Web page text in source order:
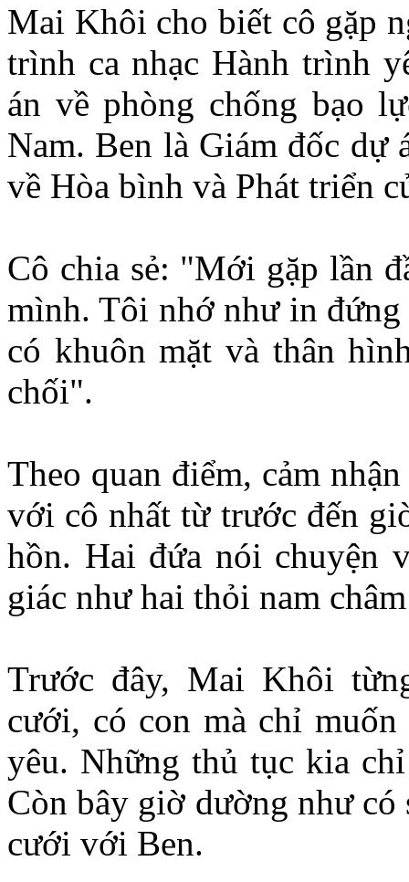
Mai Khôi cho biết cô gặp
trình ca nhạc Hành trình
án về phòng chống bạo
Nam. Ben là Giám đốc dự
về Hòa bình và Phát triển
Cô chia sẻ: "Mới gặp lần
mình. Tôi nhớ như in
có khuôn mặt và thân
chối".
Theo quan điểm, cảm
với cô nhất từ trước đến
hồn. Hai đứa nói chuyện
giác như hai thỏi nam
Trước đây, Mai Khôi
cưới, có con mà chỉ
yêu. Những thủ tục kia
Còn bây giờ dường như có
cưới với Ben.